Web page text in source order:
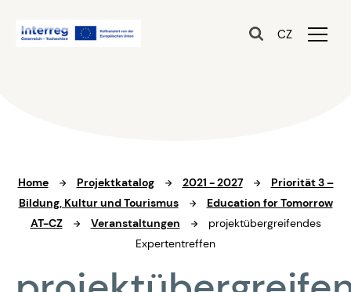
CZ
Home Projektkatalog 2021 - 2027
Priorität 3 –
Bildung, Kultur und Tourismus
Education for Tomorrow
AT-CZ
Veranstaltungen
projektübergreifendes
Expertentreffen